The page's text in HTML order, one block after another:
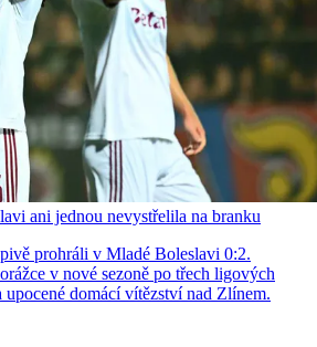
ani jednou nevystřelila na branku
prohráli v Mladé Boleslavi 0:2.
v nové sezoně po třech ligových
domácí vítězství nad Zlínem.